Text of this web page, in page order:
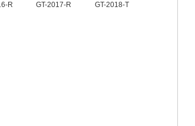
R
GT-2017-R
GT-2018-T